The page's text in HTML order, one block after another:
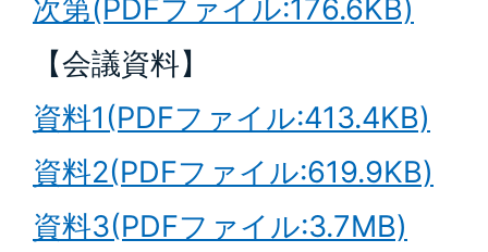
次第(PDFファイル:176.6KB)
【会議資料】
資料1(PDFファイル:413.4KB)
資料2(PDFファイル:619.9KB)
資料3(PDFファイル:3.7MB)